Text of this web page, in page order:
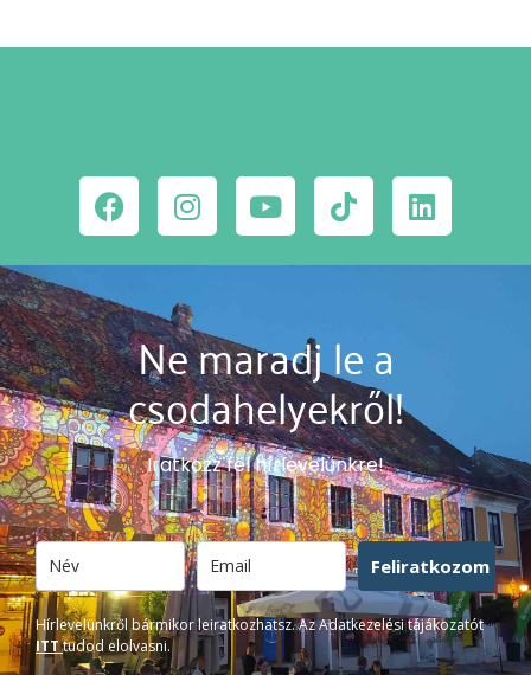
Ne maradj le a
csodahelyekről!
Iratkozz fel hírlevelünkre!
Feliratkozom
Hírlevelünkről bármikor leiratkozhatsz. Az Adatkezelési tájákozatót
ITTtudod elolvasni.